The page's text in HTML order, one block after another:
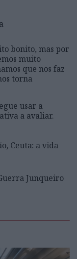
bonito, mas por
muito
que nos faz
torna
usar a
a avaliar.
Ceuta: a vida
Junqueiro